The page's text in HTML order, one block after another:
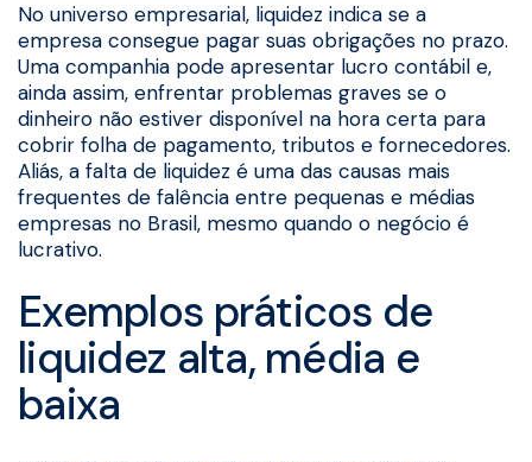
No universo empresarial, liquidez indica se a
empresa consegue pagar suas obrigações no prazo.
Uma companhia pode apresentar lucro contábil e,
ainda assim, enfrentar problemas graves se o
dinheiro não estiver disponível na hora certa para
cobrir folha de pagamento, tributos e fornecedores.
Aliás, a falta de liquidez é uma das causas mais
frequentes de falência entre pequenas e médias
empresas no Brasil, mesmo quando o negócio é
lucrativo.
Exemplos práticos de
liquidez alta, média e
baixa